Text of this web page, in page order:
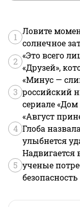
1
Ловите
солнечное
2
«Это всего
«Друзей»,
3
«Минус —
российский
сериале
4
«Август
Глоба
улыбнется
5 ученые
безопасность